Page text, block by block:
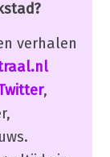
verhalen
,